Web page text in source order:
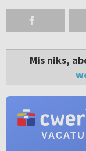
Mis niks,